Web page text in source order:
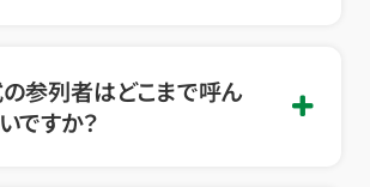
参列者はどこまで呼ん
ですか？